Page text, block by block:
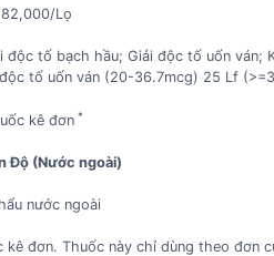
Lọ
độc tố bạch hầu; Giải độc tố uốn ván;
tố uốn ván (20-36.7mcg) 25 Lf
kê đơn *
Độ (Nước ngoài)
nước ngoài
kê đơn. Thuốc này chỉ dùng theo đơn